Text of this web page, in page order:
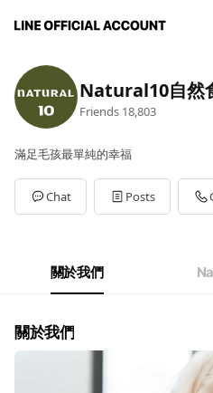
Natural10自然
Friends 18,803
滿足毛孩最單純的幸福
Chat Posts
關於我們
關於我們